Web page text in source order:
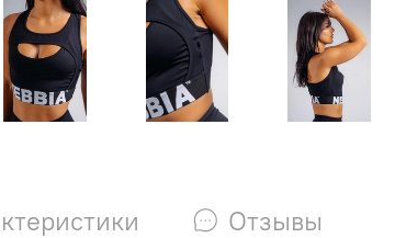
Отзывы